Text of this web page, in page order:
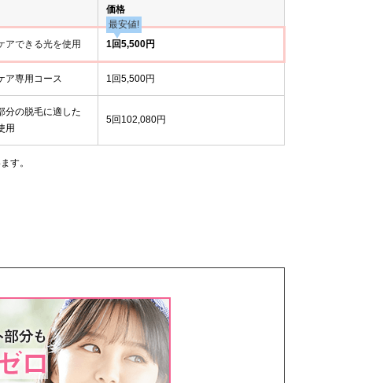
価格
アできる光を使用
最安値!
1回5,500円
ア専用コース 1回5,500円
分の脱毛に適した
用
5回102,080円
す。